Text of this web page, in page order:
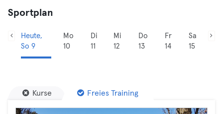
Sportplan
Heute,
So 9
Mo
10
Di
11
Mi
12
Do
13
Fr
14
Sa
15
Kurse Freies Training